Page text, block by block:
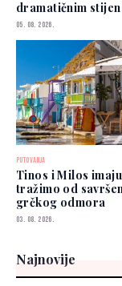
dramatičnim
05. 08. 2026.
PUTOVANJA
Tinos i Milos
tražimo od
grčkog odmora
03. 08. 2026.
Najnovije